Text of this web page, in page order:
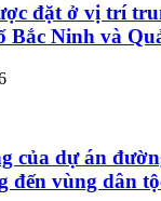
đặt ở vị trí
Bắc Ninh và
của dự án
đến vùng dân